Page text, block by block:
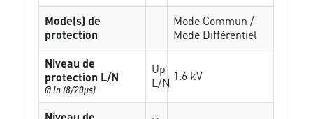
Mode(s) de
protection
Mode Commun /
Mode Différentiel
Niveau de
protection L/N
@ In (8/20µs)
Up
L/N 1.6 kV